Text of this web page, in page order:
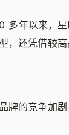
多年以来，
，还凭借较
牌的竞争加